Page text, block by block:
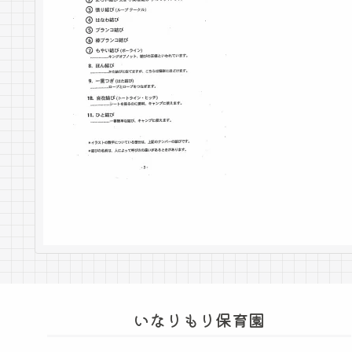
いなりもり保育園